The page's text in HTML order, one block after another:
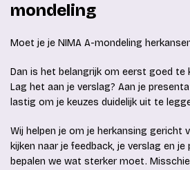
mondeling
Moet je je NIMA A-mondeling
Dan is het belangrijk om eerst goed te
Lag het aan je verslag? Aan je
lastig om je keuzes duidelijk uit te
Wij helpen je om je herkansing gericht
kijken naar je feedback, je verslag en
bepalen we wat sterker moet.